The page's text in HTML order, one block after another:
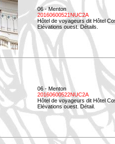
06 - Menton
20160600521NUC2A
Hôtel de voyageurs dit Hôtel
Elévations ouest. Détails.
06 - Menton
20160600522NUC2A
Hôtel de voyageurs dit Hôtel
Elévations ouest. Détail.